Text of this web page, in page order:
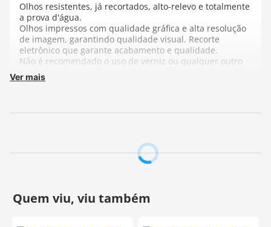
Olhos resistentes, já recortados, alto-relevo e totalmente
a prova d'água.
Olhos impressos com qualidade gráfica e alta resolução
de imagem, garantindo qualidade visual. Recorte
eletrônico que garante acabamento e qualidade.
Não é recomendado o uso de verniz ou qualquer outro
produto sobre os olhos, já são revestidos e duráveis. Não
há necessidade de nenhum cuidado adicional. Caso
cores devido à impressão gráfica do processo
produtivo. Imagens do anúncio meramente
Tamanho: 7,0 x 8,0mm
Ver mais